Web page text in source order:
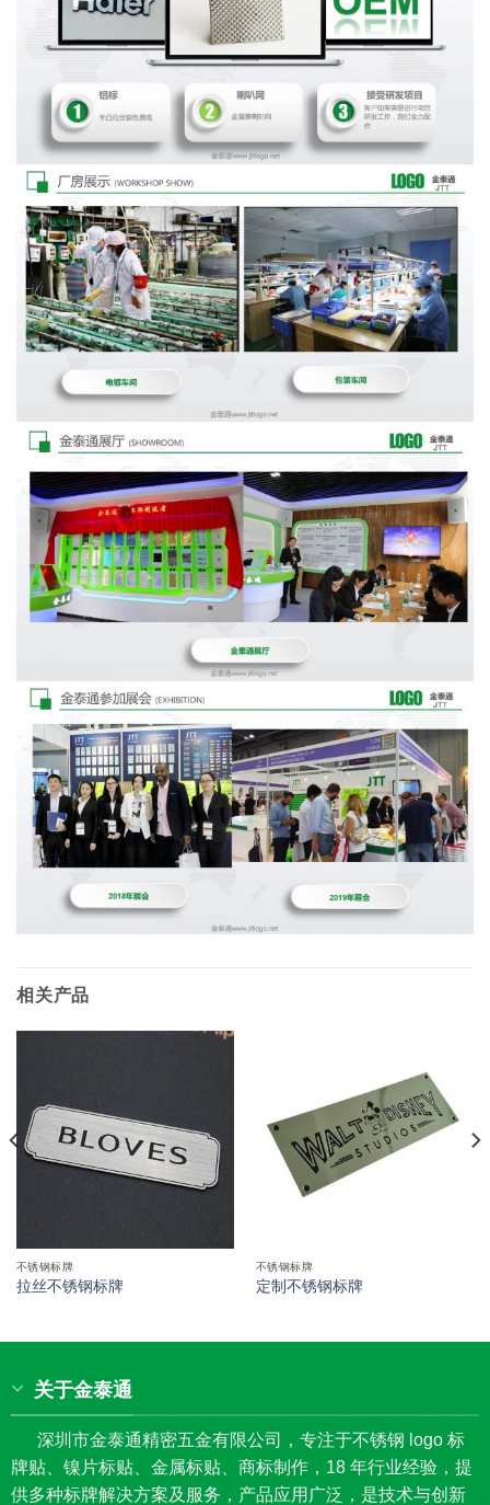
相关产品
不锈钢标牌
拉丝不锈钢标牌
不锈钢标牌
定制不锈钢标牌
关于金泰通
深圳市金泰通精密五金有限公司，专注于不锈钢 logo 标
牌贴、镍片标贴、金属标贴、商标制作，18 年行业经验，提
供多种标牌解决方案及服务，产品应用广泛，是技术与创新